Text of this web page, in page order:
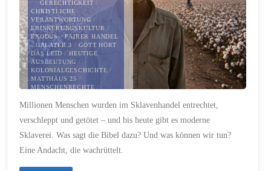
GERECHTIGKEIT /
CHRISTLICHE
VERANTWORTUNG /
ERINNERUNGSKULTUR /
EXODUS/FAIRER HANDEL
/GALATER 3 /GOTT HÖRT
DAS LEID / HEUTIGE
AUSBEUTUNG /
KOLONIALGESCHICHTE /
MATTHÄUS 25 /
MENSCHENRECHTE /
MODERNER
SKLAVEREI/
SKLAVENHANDEL/
WILLIAM WILBERFORCE
Millionen Menschen wurden im Sklavenhandel entrechtet,
verschleppt und getötet – und bis heute gibt es moderne
Sklaverei. Was sagt die Bibel dazu? Und was können wir tun?
Eine Andacht, die wachrüttelt.